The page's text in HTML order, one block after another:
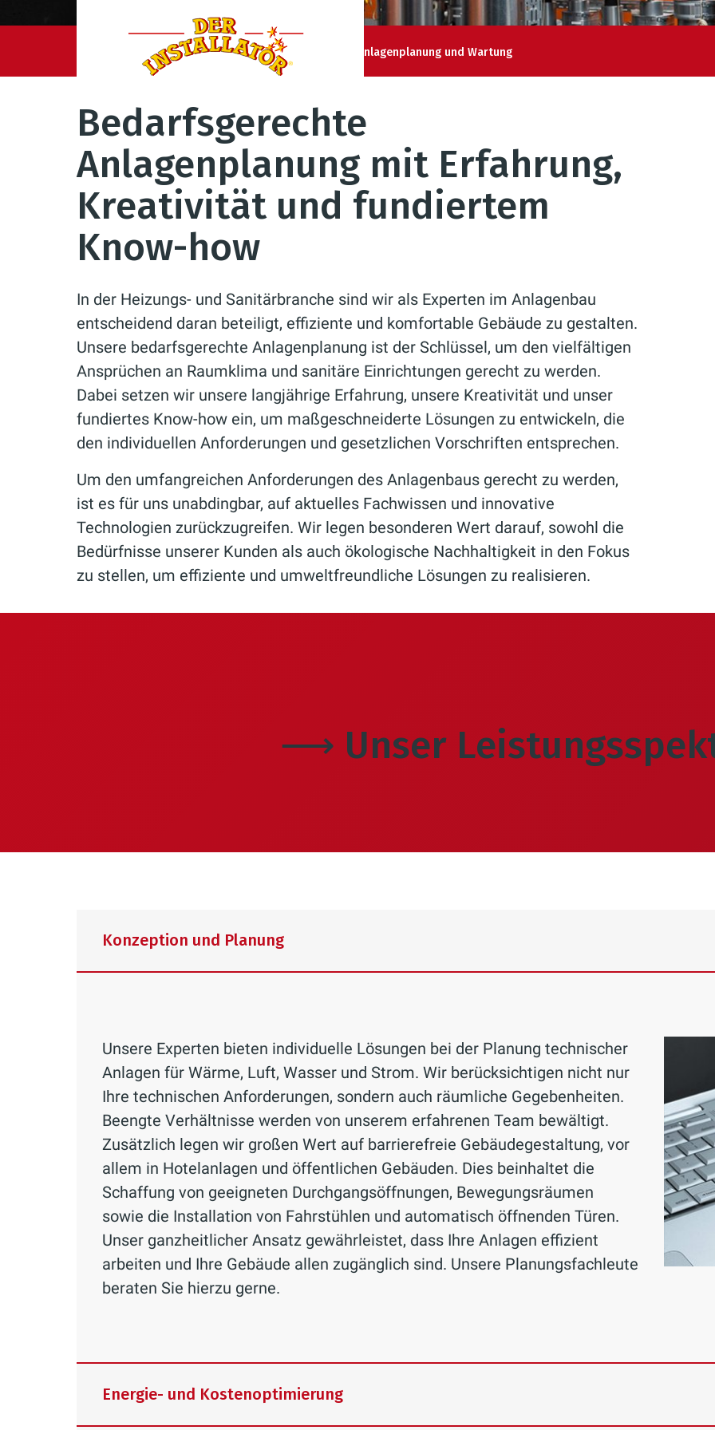
Der Installatör GmbH & Co. KG Gewerbekunden Anlagenplanung und Wartung
Bedarfsgerechte
Anlagenplanung mit Erfahrung,
Kreativität und fundiertem
Know-how
In der Heizungs- und Sanitärbranche sind wir als Experten im Anlagenbau
entscheidend daran beteiligt, effiziente und komfortable Gebäude zu gestalten.
Unsere bedarfsgerechte Anlagenplanung ist der Schlüssel, um den vielfältigen
Ansprüchen an Raumklima und sanitäre Einrichtungen gerecht zu werden.
Dabei setzen wir unsere langjährige Erfahrung, unsere Kreativität und unser
fundiertes Know-how ein, um maßgeschneiderte Lösungen zu entwickeln, die
den individuellen Anforderungen und gesetzlichen Vorschriften entsprechen.
Um den umfangreichen Anforderungen des Anlagenbaus gerecht zu werden,
ist es für uns unabdingbar, auf aktuelles Fachwissen und innovative
Technologien zurückzugreifen. Wir legen besonderen Wert darauf, sowohl die
Bedürfnisse unserer Kunden als auch ökologische Nachhaltigkeit in den Fokus
zu stellen, um effiziente und umweltfreundliche Lösungen zu realisieren.
⟶ Unser
Konzeption und Planung
Unsere Experten bieten individuelle Lösungen bei der Planung technischer
Anlagen für Wärme, Luft, Wasser und Strom. Wir berücksichtigen nicht nur
Ihre technischen Anforderungen, sondern auch räumliche Gegebenheiten.
Beengte Verhältnisse werden von unserem erfahrenen Team bewältigt.
Zusätzlich legen wir großen Wert auf barrierefreie Gebäudegestaltung, vor
allem in Hotelanlagen und öffentlichen Gebäuden. Dies beinhaltet die
Schaffung von geeigneten Durchgangsöffnungen, Bewegungsräumen
sowie die Installation von Fahrstühlen und automatisch öffnenden Türen.
Unser ganzheitlicher Ansatz gewährleistet, dass Ihre Anlagen effizient
arbeiten und Ihre Gebäude allen zugänglich sind. Unsere Planungsfachleute
beraten Sie hierzu gerne.
Energie- und Kostenoptimierung